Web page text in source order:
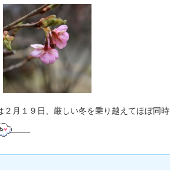
月１９日、厳しい冬を乗り越えてほぼ同時